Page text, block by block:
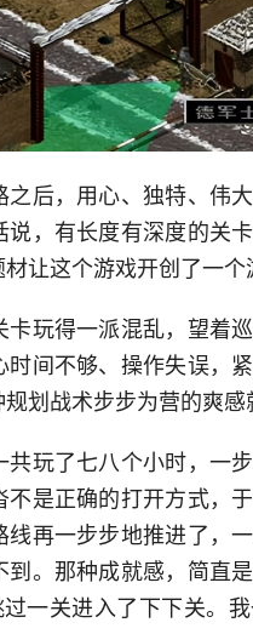
后，用心、独特、伟
，有长度有深度的关
让这个游戏开创了一个
玩得一派混乱，望着
间不够、操作失误，
划战术步步为营的爽感
玩了七八个小时，一
是正确的打开方式，
再一步步地推进了，
。那种成就感，简直
一关进入了下下关。